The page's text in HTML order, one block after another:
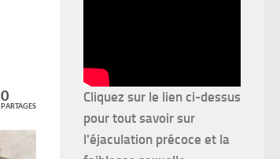
0
PARTAGES
Cliquez sur le lien ci-dessus
pour tout savoir sur
l'éjaculation précoce et la